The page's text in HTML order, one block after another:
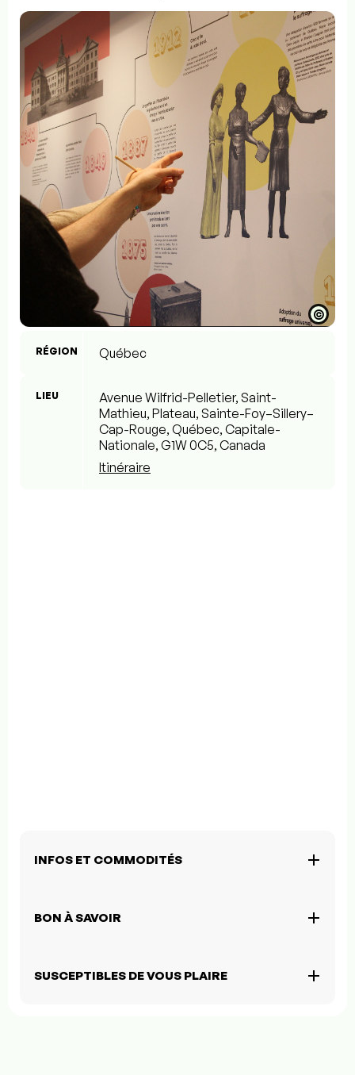
©
RÉGION Québec
LIEU
Avenue Wilfrid-Pelletier, Saint-
Mathieu, Plateau, Sainte-Foy–Sillery–
Cap-Rouge, Québec, Capitale-
Nationale, G1W 0C5, Canada
Itinéraire
INFOS ET COMMODITÉS
BON À SAVOIR
SUSCEPTIBLES DE VOUS PLAIRE